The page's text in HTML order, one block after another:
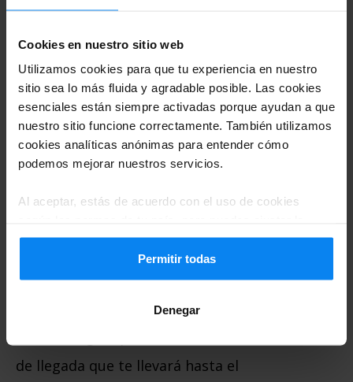
Cookies en nuestro sitio web
Utilizamos cookies para que tu experiencia en nuestro
sitio sea lo más fluida y agradable posible. Las cookies
esenciales están siempre activadas porque ayudan a que
nuestro sitio funcione correctamente. También utilizamos
cookies analíticas anónimas para entender cómo
podemos mejorar nuestros servicios.
Al aceptar, estás de acuerdo con el uso de cookies
configuración en cualquier momento. Para conocer todos
los detalles, consulta nuestra Política de privacidad
Permitir todas
Denegar
ofrecemos algunos ejemplos con costes muy
competitivos y de excelente calidad en el
principal aeródromo de España.
Tarifas de parkings con
lanzadera
Si buscas una opción económica, esta puede
ser la ideal para ti. Con el servicio de
parking donde vas a dejar tu coche. Desde
allí, un minibús te llevará hasta la terminal
del Aeropuerto Madrid-Barajas. De vuelta,
de llegada que te llevará hasta el